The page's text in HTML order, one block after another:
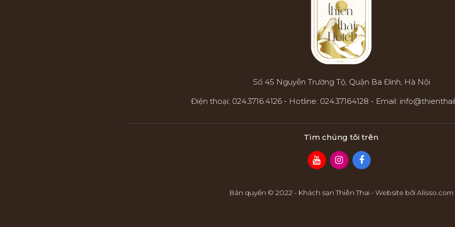
Số 45 Nguyễn Trường Tộ, Quận Ba Đình, Hà Nội
Điện thoại: 024.3716.4126- Hotline: 024.37164128 - Email:
Tìm chúng tôi trên
Bản quyền © 2022 - Khách sạn Thiên Thai - Website bởi Alisso.com